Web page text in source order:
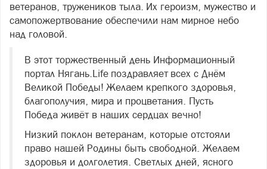
ветеранов, тружеников тыла. Их героизм, мужество и
самопожертвование обеспечили нам мирное небо
над головой.
В этот торжественный день Информационный
портал Нягань.Life поздравляет всех с Днём
Великой Победы! Желаем крепкого здоровья,
благополучия, мира и процветания. Пусть
Победа живёт в наших сердцах вечно!
Низкий поклон ветеранам, которые отстояли
право нашей Родины быть свободной. Желаем
здоровья и долголетия. Светлых дней, ясного